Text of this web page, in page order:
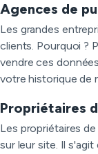
Agences de
Les grandes
clients. Pourquoi ?
vendre ces
votre historique de
Propriétaires
Les propriétaires
sur leur site. Il